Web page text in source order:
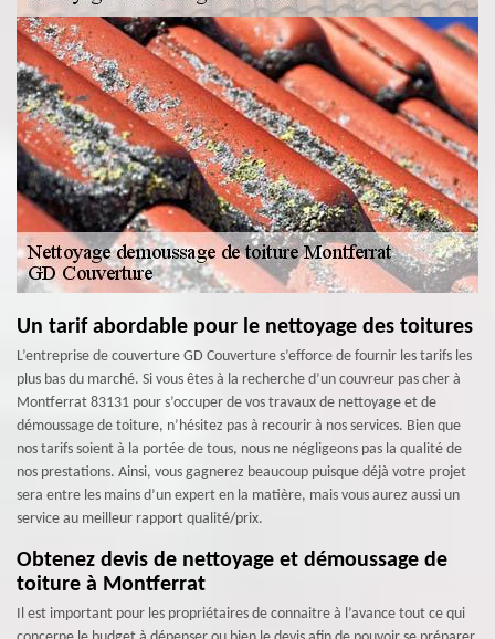
Un tarif abordable pour le nettoyage des toitures
L’entreprise de couverture GD Couverture s’efforce de fournir les tarifs les
plus bas du marché. Si vous êtes à la recherche d’un couvreur pas cher à
Montferrat 83131 pour s’occuper de vos travaux de nettoyage et de
démoussage de toiture, n’hésitez pas à recourir à nos services. Bien que
nos tarifs soient à la portée de tous, nous ne négligeons pas la qualité de
nos prestations. Ainsi, vous gagnerez beaucoup puisque déjà votre projet
sera entre les mains d’un expert en la matière, mais vous aurez aussi un
service au meilleur rapport qualité/prix.
Obtenez devis de nettoyage et démoussage de
toiture à Montferrat
Il est important pour les propriétaires de connaitre à l’avance tout ce qui